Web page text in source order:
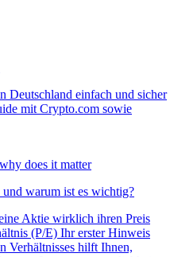
Deutschland einfach und sicher
mit Crypto.com sowie
warum ist es wichtig?
Aktie wirklich ihren Preis
(P/E) Ihr erster Hinweis
Verhältnisses hilft Ihnen,